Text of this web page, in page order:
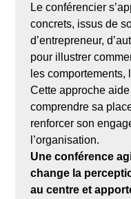
Le conférencier
concrets, issus de
d’entrepreneur,
pour illustrer
les comportements,
Cette approche
comprendre sa
renforcer son
l’organisation.
Une conférence
change la
au centre et